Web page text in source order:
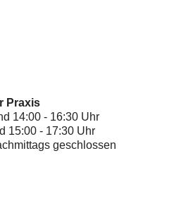
Praxis
14:00 - 16:30 Uhr
15:00 - 17:30 Uhr
geschlossen